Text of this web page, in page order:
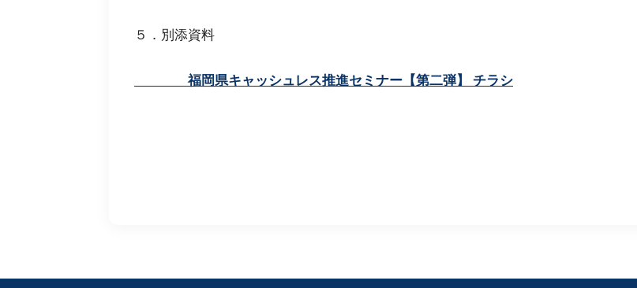
５．別添資料
福岡県キャッシュレス推進セミナー【第二弾】 チラシ